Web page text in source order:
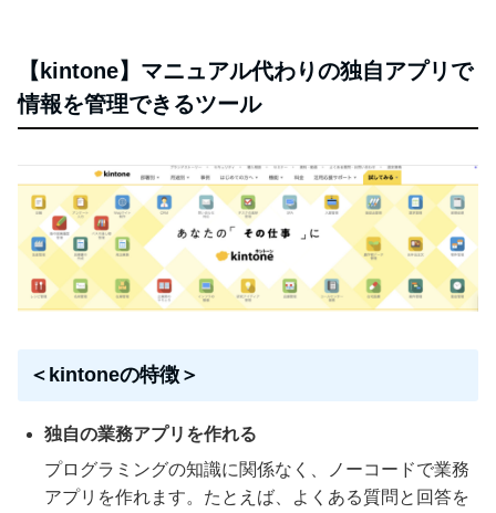
【kintone】マニュアル代わりの独自アプリで
情報を管理できるツール
＜kintoneの特徴＞
独自の業務アプリを作れる
プログラミングの知識に関係なく、ノーコードで業務
アプリを作れます。たとえば、よくある質問と回答を